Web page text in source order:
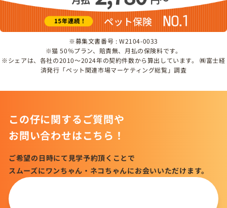
※募集文書番号 : W2104-0033
※猫 50％プラン、賠責無、月払の保険料です。
※シェアは、各社の2010～2024年の契約件数から算出しています。 ㈱富士経
済発行「ペット関連市場マーケティング総覧」調査
この仔に関するご質問や
お問い合わせはこちら！
ご希望の日時にて見学予約頂くことで
スムーズにワンちゃん・ネコちゃんにお会いいただけます。